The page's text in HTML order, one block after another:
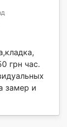
грн час.
замер и